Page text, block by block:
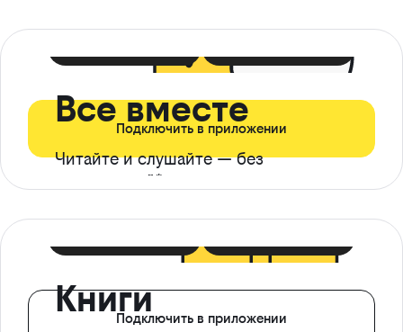
Все вместе
Читайте и слушайте — без
ограничений*
Подключить в приложении
КнигиПодключить в приложении